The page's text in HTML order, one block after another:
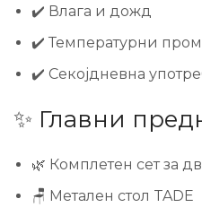
✔️ Влага и дожд
✔️ Температурни
✔️ Секојдневна
✨ Главни
🌿 Комплетен сет за
🪑 Метален стол TADE